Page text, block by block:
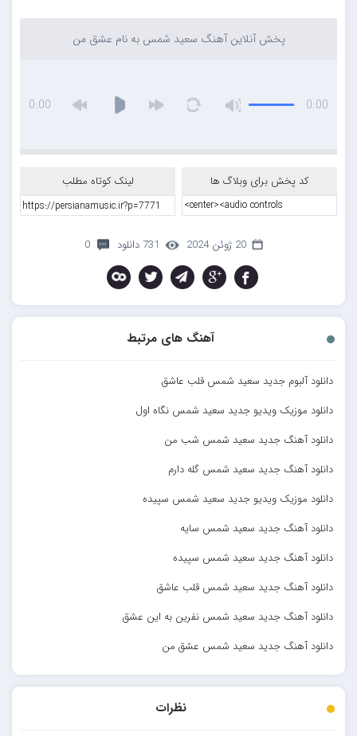
پخش آنلاین آهنگ سعید شمس به نام عشق من
0:00
0:00
کد پخش برای وبلاگ ها لینک کوتاه مطلب
20 ژوئن 2024 731 دانلود 0
آهنگ های مرتبط
دانلود آلبوم جدید سعید شمس قلب عاشق
دانلود موزیک ویدیو جدید سعید شمس نگاه اول
دانلود آهنگ جدید سعید شمس شب من
دانلود آهنگ جدید سعید شمس گله دارم
دانلود موزیک ویدیو جدید سعید شمس سپیده
دانلود آهنگ جدید سعید شمس سایه
دانلود آهنگ جدید سعید شمس سپیده
دانلود آهنگ جدید سعید شمس قلب عاشق
دانلود آهنگ جدید سعید شمس نفرین به این عشق
دانلود آهنگ جدید سعید شمس عشق من
نظرات